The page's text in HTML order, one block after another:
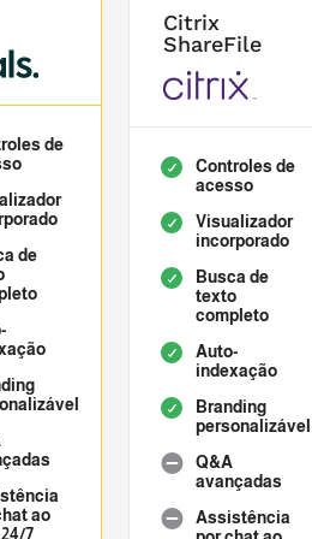
de
de
ao
7
Citrix
ShareFile
Controles de
acesso
Visualizador
incorporado
Busca de
texto
completo
Auto-
indexação
Branding
personalizável
Q&A
avançadas
Assistência